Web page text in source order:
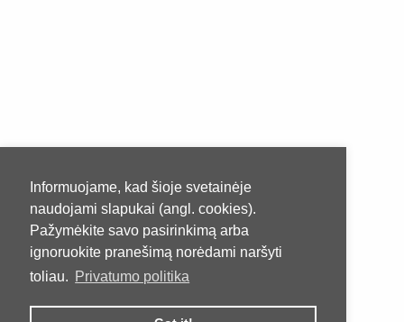
Informuojame, kad šioje svetainėje
naudojami slapukai (angl. cookies).
Pažymėkite savo pasirinkimą arba
ignoruokite pranešimą norėdami naršyti
toliau. Privatumo politika